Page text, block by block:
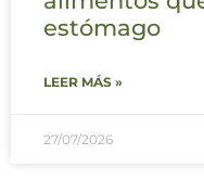
estómago
LEER MÁS »
27/07/2026